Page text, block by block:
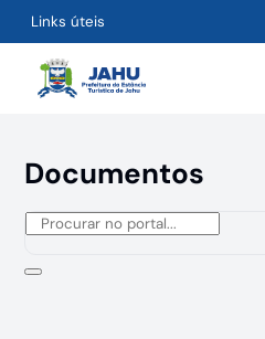
Links úteis
Documentos